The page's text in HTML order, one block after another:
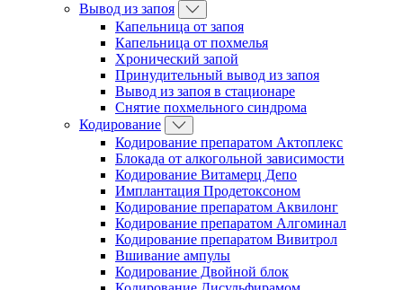
Вывод из запоя
Капельница от запоя
Капельница от похмелья
Хронический запой
Принудительный вывод из запоя
Вывод из запоя в стационаре
Снятие похмельного синдрома
Кодирование
Кодирование препаратом Актоплекс
Блокада от алкогольной зависимости
Кодирование Витамерц Депо
Имплантация Продетоксоном
Кодирование препаратом Аквилонг
Кодирование препаратом Алгоминал
Кодирование препаратом Вивитрол
Вшивание ампулы
Кодирование Двойной блок